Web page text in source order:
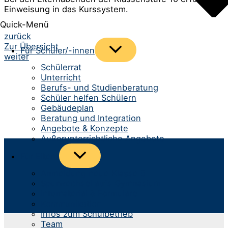
Quick-Menü
Für Schüler/-innen
Menü
umschalten
Schülerrat
Unterricht
Berufs- und Studienberatung
Schüler helfen Schülern
Gebäudeplan
Beratung und Integration
Angebote & Konzepte
Außerunterrichtliche Angebote
Menü
umschalten
Infos zum Schulbetrieb
Team
Einweisung in das Kurssystem.
Beitrags-
Navigation
zurück
Zur Übersicht
weiter